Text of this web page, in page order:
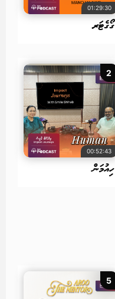
01:29:30
ގޯގެޓަރ
2
00:52:43
ހިއުމަން
5